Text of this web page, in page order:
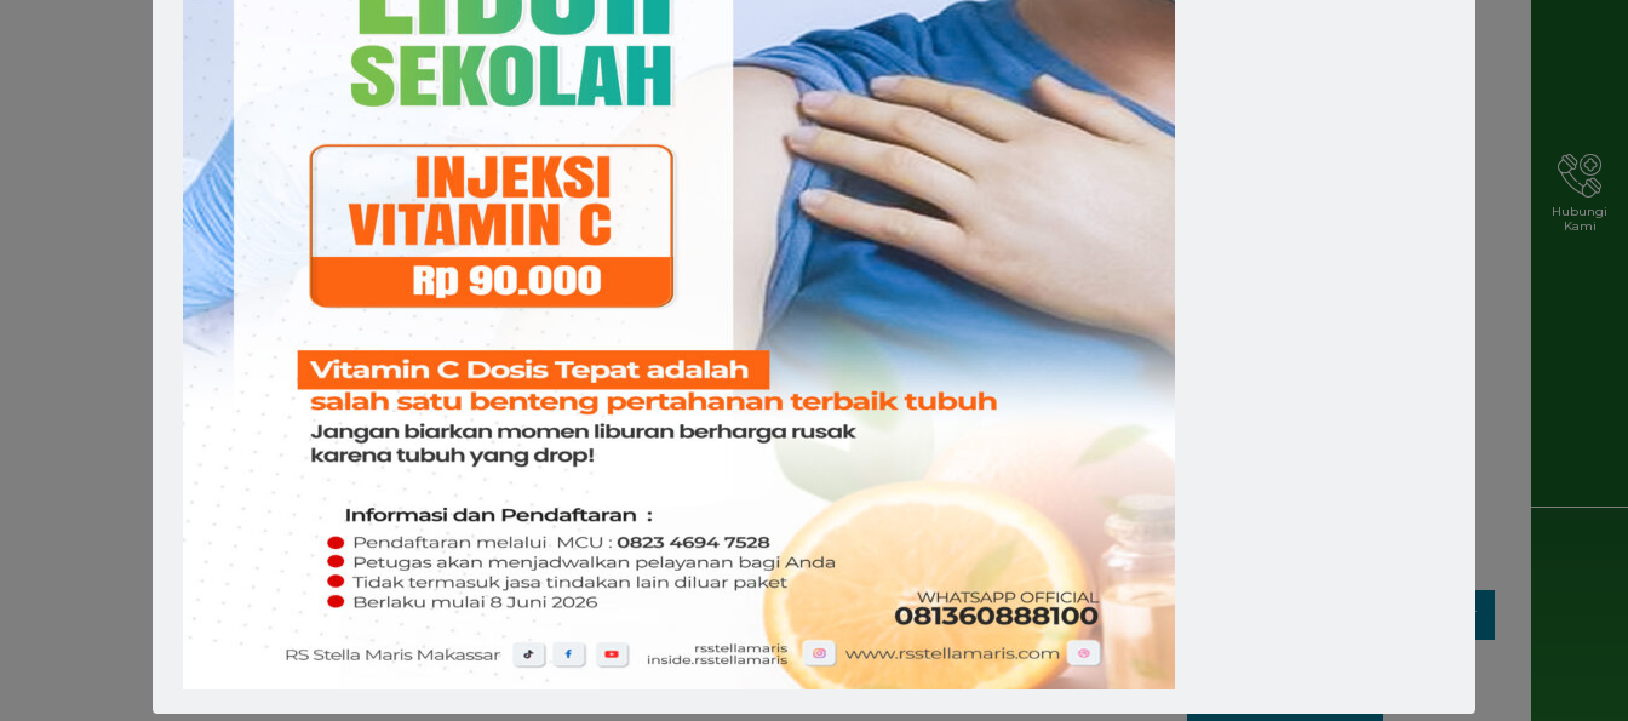
Hormat kami untuk para pejuang putih.”
Berita RS Stella Maris, Haridokternasional, Rsstellamaris,Rsstellamarismakassar
Rumahsakitstellamarismakassar
Hubungi
Kami